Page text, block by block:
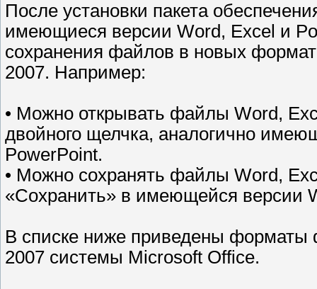
После установки пакета
имеющиеся версии Word, Excel и
сохранения файлов в новых
2007. Например:
• Можно открывать файлы Word,
двойного щелчка, аналогично
PowerPoint.
• Можно сохранять файлы Word,
«Сохранить» в имеющейся версии
В списке ниже приведены форматы
2007 системы Microsoft Office.